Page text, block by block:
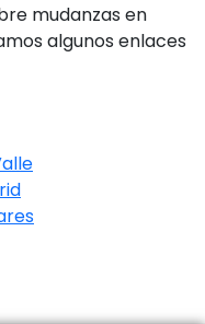
mudanzas en
algunos enlaces